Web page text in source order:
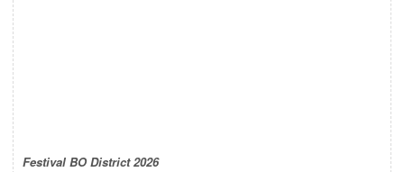
Festival BO District 2026